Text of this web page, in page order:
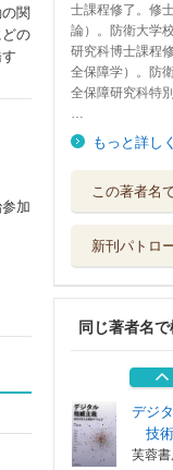
関
の
加
士課程修了。修
論）。防衛大学
研究科博士課程
全保障学）。防
全保障研究科特
…
もっと詳しく
この著者名
新刊パトロ
同じ著者名
威主
詳説
変形
関節
日本
デジ
技術
芙蓉